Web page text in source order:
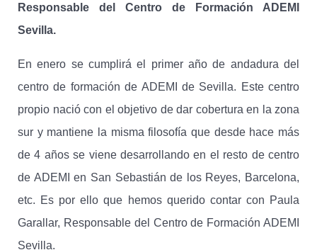
Responsable del Centro de Formación ADEMI
Sevilla.
En enero se cumplirá el primer año de andadura del
centro de formación de ADEMI de Sevilla. Este centro
propio nació con el objetivo de dar cobertura en la zona
sur y mantiene la misma filosofía que desde hace más
de 4 años se viene desarrollando en el resto de centro
de ADEMI en San Sebastián de los Reyes, Barcelona,
etc. Es por ello que hemos querido contar con Paula
Garallar, Responsable del Centro de Formación ADEMI
Sevilla.